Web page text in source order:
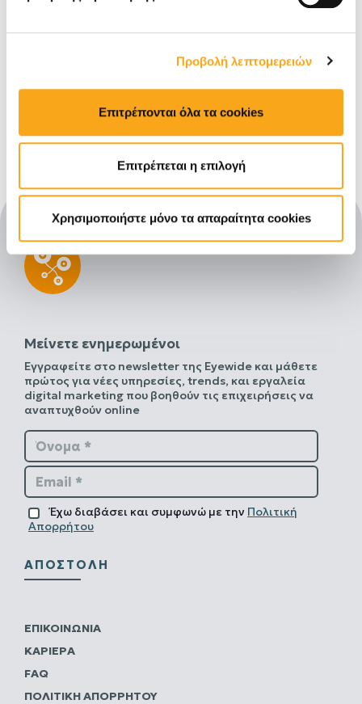
Προβολή λεπτομερειών
Επιτρέπονται όλα τα cookies
Επιτρέπεται η επιλογή
Χρησιμοποιήστε μόνο τα απαραίτητα cookies
Facebook 360
• •
φωτογράφισης
έως 8 ώρες έως 24 ώρες
Μείνετε ενημερωμένοι
Εγγραφείτε στο newsletter της Eyewide και μάθετε
πρώτος για νέες υπηρεσίες, trends, και εργαλεία
digital marketing που βοηθούν τις επιχειρήσεις να
αναπτυχθούν online
Όνομα *
Email *
Έχω διαβάσει και συμφωνώ με την Πολιτική
Απορρήτου
ΑΠΟΣΤΟΛΉ
ΕΠΙΚΟΙΝΩΝΊΑ
ΚΑΡΙΈΡΑ
FAQ
ΠΟΛΙΤΙΚΗ ΑΠΟΡΡΗΤΟΥ